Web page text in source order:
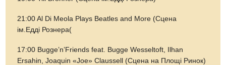
21:00 Al Di Meola Plays Beatles and More (Сцена
ім.Едді Рознера(
17:00 Bugge’n’Friends feat. Bugge Wesseltoft, Ilhan
Ersahin, Joaquin «Joe» Claussell (Сцена на Площі Ринок)